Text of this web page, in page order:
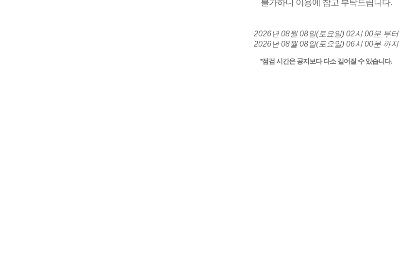
불가하니 이용에 참고 부탁드립니다.
2026년 08월 08일(토요일) 02시 00분 부터
2026년 08월 08일(토요일) 06시 00분 까지
*점검 시간은 공지보다 다소 길어질 수 있습니다.